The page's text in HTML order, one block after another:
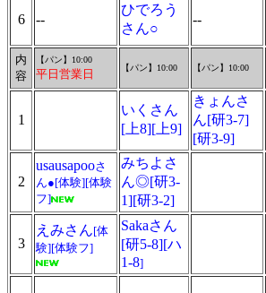
6 --
ひでろう
さん○
--
内
容
【パン】10:00
平日営業日 【パン】10:00 【パン】10:00
1
いくさん
[上8][上9]
きょんさ
ん[研3-7]
[研3-9]
2
usausapooさ
ん●[体験][体験
フ]
みちよさ
ん◎[研3-
1][研3-2]
3
えみさん[体
験][体験フ]
Sakaさん
[研5-8][ハ
1-8]